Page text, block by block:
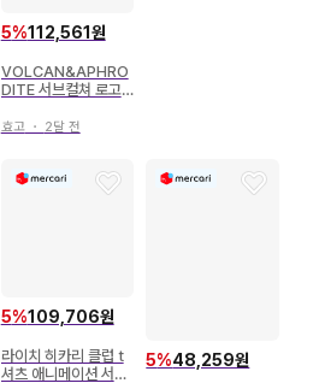
5%112,561원
VOLCAN&APHRO
DITE 서브컬쳐 로고
효고・ 2달 전
5%109,706원
라이치 히카리 클럽 t
셔츠 애니메이션 서브
5%48,259원